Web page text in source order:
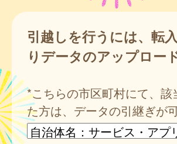
引越しを行うには、転
りデータのアップロー
*こちらの市区町村にて、
た方は、データの引継ぎが